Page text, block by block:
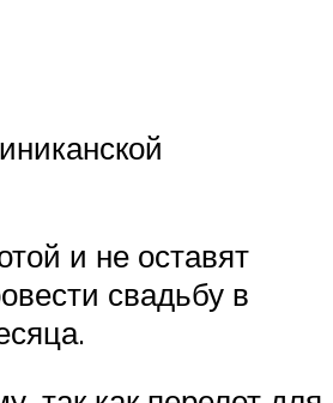
и не оставят
свадьбу в